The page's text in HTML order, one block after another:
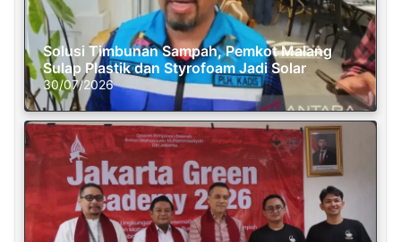
Solusi Timbunan Sampah, Pemkot Malang
Sulap Plastik dan Styrofoam Jadi Solar
30/07/2026